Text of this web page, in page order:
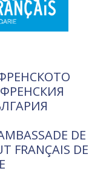
DE
FRANÇAIS DE